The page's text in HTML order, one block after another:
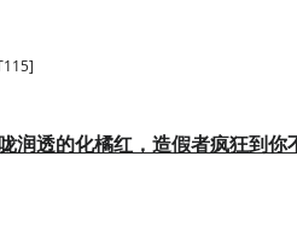
润透的化橘红，造假者疯狂到你